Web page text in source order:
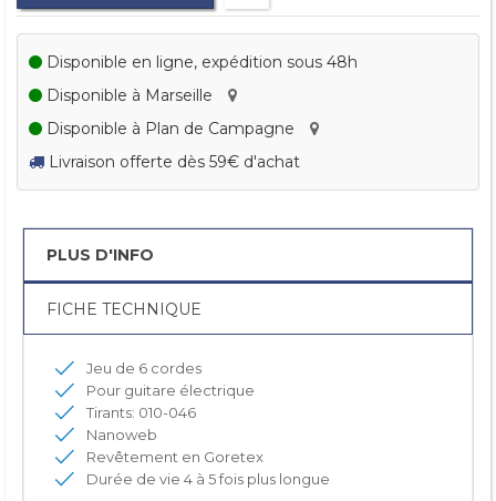
Disponible en ligne, expédition sous 48h
Disponible à Marseille
Disponible à Plan de Campagne
Livraison offerte dès 59€ d'achat
PLUS D'INFO
FICHE TECHNIQUE
Jeu de 6 cordes
Pour guitare électrique
Tirants: 010-046
Nanoweb
Revêtement en Goretex
Durée de vie 4 à 5 fois plus longue